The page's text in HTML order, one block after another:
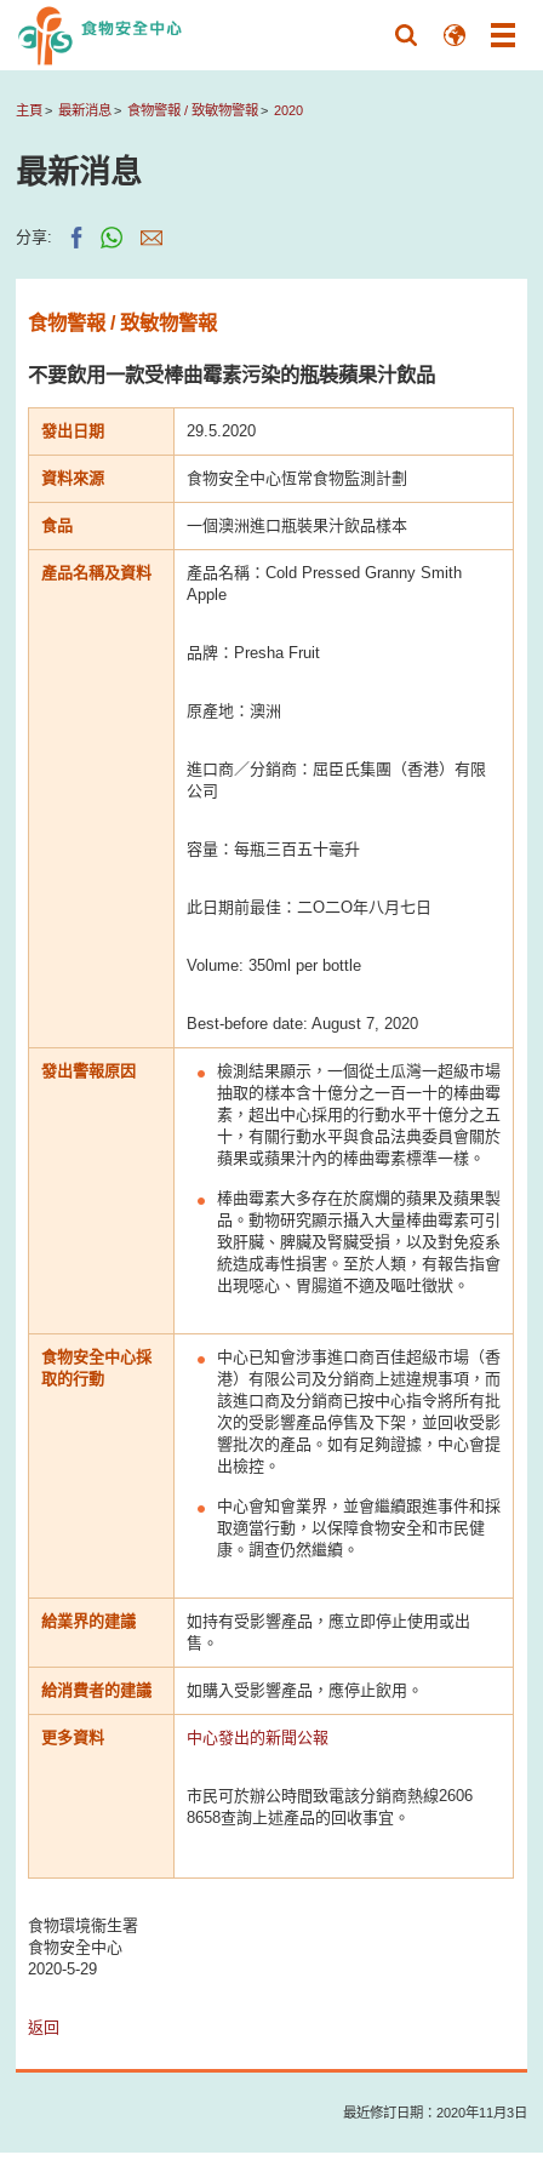
主頁 最新消息 食物警報 / 致敏物警報 2020
最新消息
分享:
食物警報 / 致敏物警報
不要飲用一款受棒曲霉素污染的瓶裝蘋果汁飲品
發出日期 29.5.2020
資料來源 食物安全中心恆常食物監測計劃
食品 一個澳洲進口瓶裝果汁飲品樣本
產品名稱及資料
產品名稱：Cold Pressed Granny Smith
Apple
品牌：Presha Fruit
原產地：澳洲
進口商／分銷商：屈臣氏集團（香港）有限
公司
容量：每瓶三百五十毫升
此日期前最佳：二O二O年八月七日
Volume: 350ml per bottle
Best-before date: August 7, 2020
發出警報原因
檢測結果顯示，一個從土瓜灣一超級市場
抽取的樣本含十億分之一百一十的棒曲霉
素，超出中心採用的行動水平十億分之五
十，有關行動水平與食品法典委員會關於
蘋果或蘋果汁內的棒曲霉素標準一樣。
棒曲霉素大多存在於腐爛的蘋果及蘋果製
品。動物研究顯示攝入大量棒曲霉素可引
致肝臟、脾臟及腎臟受損，以及對免疫系
統造成毒性損害。至於人類，有報告指會
出現噁心、胃腸道不適及嘔吐徵狀。
食物安全中心採
取的行動
中心已知會涉事進口商百佳超級市場（香
港）有限公司及分銷商上述違規事項，而
該進口商及分銷商已按中心指令將所有批
次的受影響產品停售及下架，並回收受影
響批次的產品。如有足夠證據，中心會提
出檢控。
中心會知會業界，並會繼續跟進事件和採
取適當行動，以保障食物安全和市民健
康。調查仍然繼續。
給業界的建議
如持有受影響產品，應立即停止使用或出
售。
給消費者的建議 如購入受影響產品，應停止飲用。
更多資料 中心發出的新聞公報
市民可於辦公時間致電該分銷商熱線2606
8658查詢上述產品的回收事宜。
食物環境衞生署
食物安全中心
2020-5-29
返回
最近修訂日期：2020年11月3日